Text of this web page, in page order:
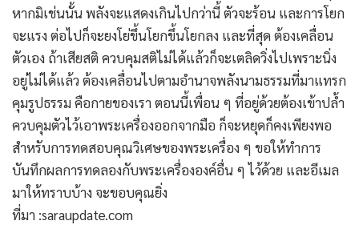
หากมิเช่นนั้น พลังจะแสดงเกินไปกว่านี้ ตัวจะร้อน และการโยก
จะแรง ต่อไปก็จะยงโย่ขึ้นโยกขึ้นโยกลง และที่สุด ต้องเคลื่อน
ตัวเอง ถ้าเสียสติ ควบคุมสติไม่ได้แล้วก็จะเตลิดวิ่งไปเพราะนิ่ง
อยู่ไม่ได้แล้ว ต้องเคลื่อนไปตามอำนาจพลังนามธรรมที่มาแทรก
คุมรูปธรรม คือกายของเรา ตอนนี้เพื่อน ๆ ที่อยู่ด้วยต้องเข้าปล้ำ
ควบคุมตัวไว้เอาพระเครื่องออกจากมือ ก็จะหยุดก็คงเพียงพอ
สำหรับการทดสอบคุณวิเศษของพระเครื่อง ๆ ขอให้ทำการ
บันทึกผลการทดลองกับพระเครื่ององค์อื่น ๆ ไว้ด้วย และอีเมล
มาให้ทราบบ้าง จะขอบคุณยิ่ง
ที่มา :saraupdate.com